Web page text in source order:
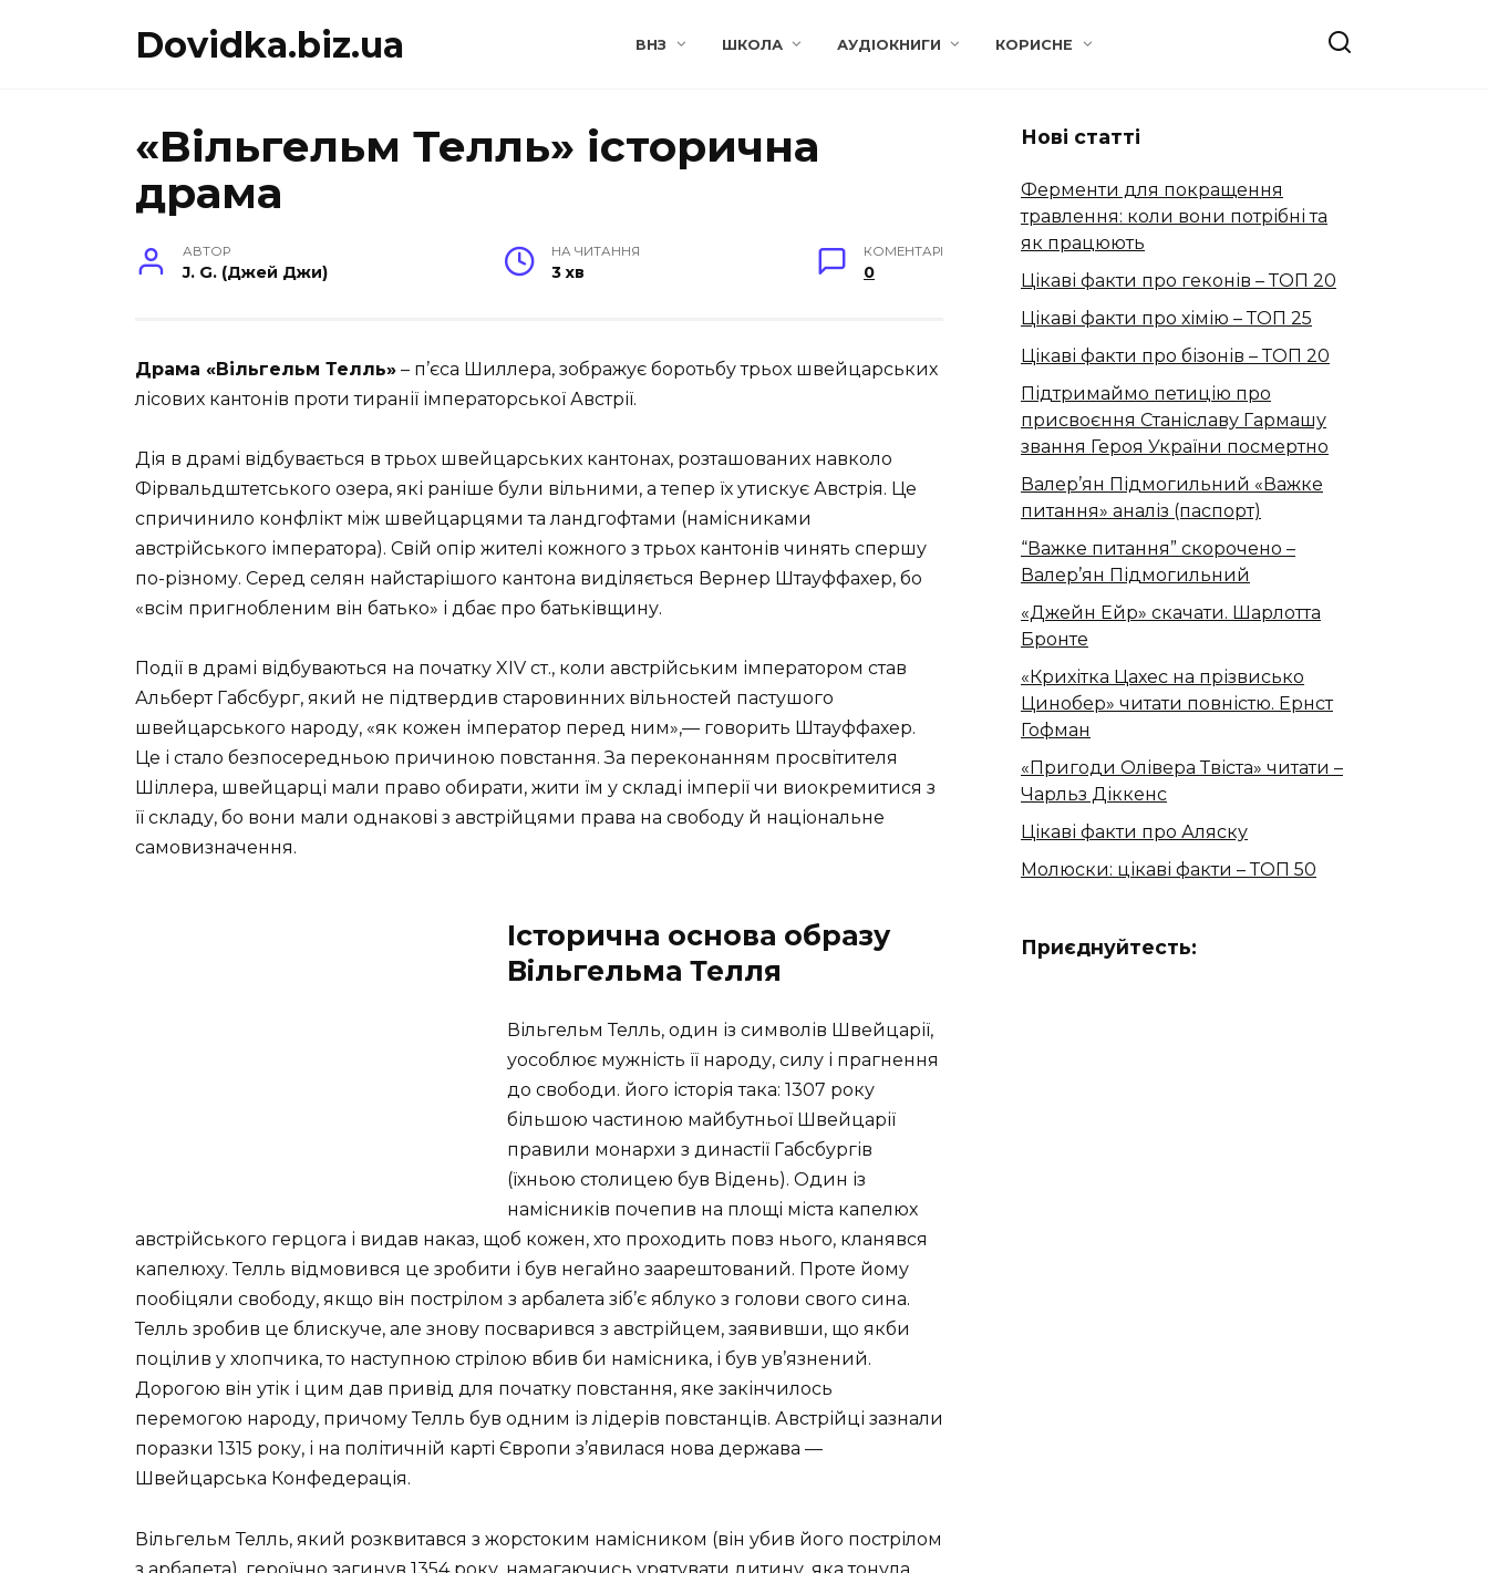
Dovidka.biz.ua ВНЗ ШКОЛА АУДІОКНИГИ КОРИСНЕ
«Вільгельм Телль» історична
драма
АВТОР
J. G. (Джей Джи)
НА ЧИТАННЯ
3 хв
КОМЕНТАРІ
0
Драма «Вільгельм Телль» – п’єса Шиллера, зображує боротьбу трьох швейцарських
лісових кантонів проти тиранії імператорської Австрії.
Дія в драмі відбувається в трьох швейцарських кантонах, розташованих навколо
Фірвальдштетського озера, які раніше були вільними, а тепер їх утискує Австрія. Це
спричинило конфлікт між швейцарцями та ландгофтами (намісниками
австрійського імператора). Свій опір жителі кожного з трьох кантонів чинять спершу
по-різному. Серед селян найстарішого кантона виділяється Вернер Штауффахер, бо
«всім пригнобленим він батько» і дбає про батьківщину.
Події в драмі відбуваються на початку XIV ст., коли австрійським імператором став
Альберт Габсбург, який не підтвердив старовинних вільностей пастушого
швейцарського народу, «як кожен імператор перед ним»,— говорить Штауффахер.
Це і стало безпосередньою причиною повстання. За переконанням просвітителя
Шіллера, швейцарці мали право обирати, жити їм у складі імперії чи виокремитися з
її складу, бо вони мали однакові з австрійцями права на свободу й національне
самовизначення.
Історична основа образу
Вільгельма Телля
Вільгельм Телль, один із символів Швейцарії,
уособлює мужність її народу, силу і прагнення
до свободи. його історія така: 1307 року
більшою частиною майбутньої Швейцарії
правили монархи з династії Габсбургів
(їхньою столицею був Відень). Один із
намісників почепив на площі міста капелюх
австрійського герцога і видав наказ, щоб кожен, хто проходить повз нього, кланявся
капелюху. Телль відмовився це зробити і був негайно заарештований. Проте йому
пообіцяли свободу, якщо він пострілом з арбалета зіб’є яблуко з голови свого сина.
Телль зробив це блискуче, але знову посварився з австрійцем, заявивши, що якби
поцілив у хлопчика, то наступною стрілою вбив би намісника, і був ув’язнений.
Дорогою він утік і цим дав привід для початку повстання, яке закінчилось
перемогою народу, причому Телль був одним із лідерів повстанців. Австрійці зазнали
поразки 1315 року, і на політичній карті Європи з’явилася нова держава —
Швейцарська Конфедерація.
Вільгельм Телль, який розквитався з жорстоким намісником (він убив його пострілом
з арбалета), героїчно загинув 1354 року, намагаючись урятувати дитину, яка тонула.
Нові статті
Ферменти для покращення
травлення: коли вони потрібні та
як працюють
Цікаві факти про геконів – ТОП 20
Цікаві факти про хімію – ТОП 25
Цікаві факти про бізонів – ТОП 20
Підтримаймо петицію про
присвоєння Станіславу Гармашу
звання Героя України посмертно
Валер’ян Підмогильний «Важке
питання» аналіз (паспорт)
“Важке питання” скорочено –
Валер’ян Підмогильний
«Джейн Ейр» скачати. Шарлотта
Бронте
«Крихітка Цахес на прізвисько
Цинобер» читати повністю. Ернст
Гофман
«Пригоди Олівера Твіста» читати –
Чарльз Діккенс
Цікаві факти про Аляску
Молюски: цікаві факти – ТОП 50
Приєднуйтесть: